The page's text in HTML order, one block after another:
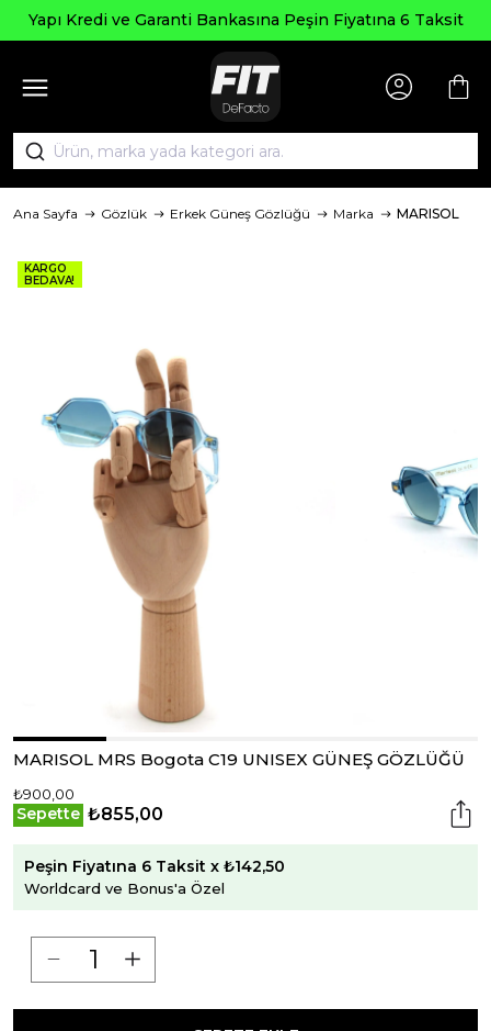
Yapı Kredi ve Garanti Bankasına Peşin Fiyatına 6 Taksit
Ana Sayfa Gözlük Erkek Güneş Gözlüğü Marka MARISOL
KARGO
BEDAVA!
MARISOL MRS Bogota C19 UNISEX GÜNEŞ GÖZLÜĞÜ
₺900,00
Sepette ₺855,00
Peşin Fiyatına 6 Taksit x ₺142,50
Worldcard ve Bonus'a Özel